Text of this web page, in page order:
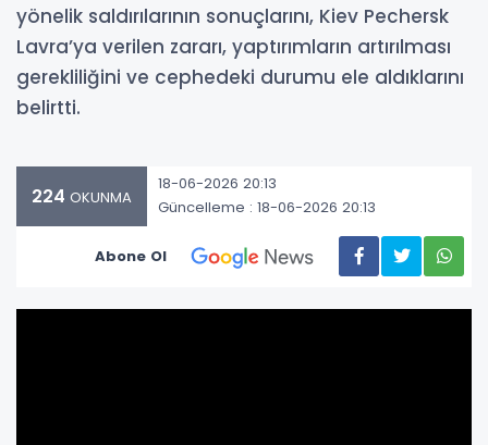
yönelik saldırılarının sonuçlarını, Kiev Pechersk
Lavra’ya verilen zararı, yaptırımların artırılması
gerekliliğini ve cephedeki durumu ele aldıklarını
belirtti.
224 OKUNMA
18-06-2026 20:13
Güncelleme : 18-06-2026 20:13
Abone Ol